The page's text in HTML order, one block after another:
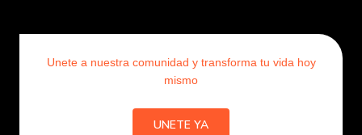
o
r
a
m
Unete a nuestra comunidad y transforma tu vida hoy
mismo
UNETE YA